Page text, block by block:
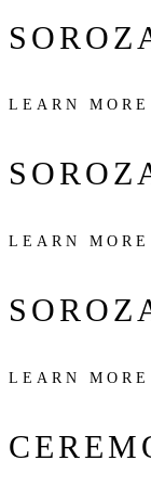
LEARN MORE
LEARN MORE
LEARN MORE